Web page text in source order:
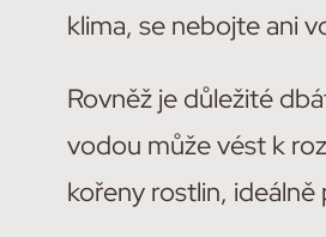
klima, se nebojte ani
Rovněž je důležité
vodou může vést k
kořeny rostlin,